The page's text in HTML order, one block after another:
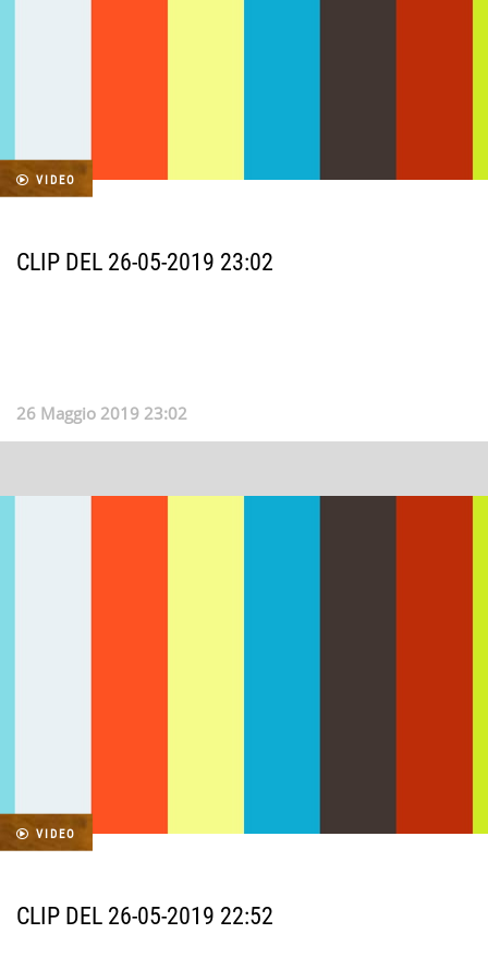
VIDEO
CLIP DEL 26-05-2019 23:02
26 Maggio 2019 23:02
VIDEO
CLIP DEL 26-05-2019 22:52